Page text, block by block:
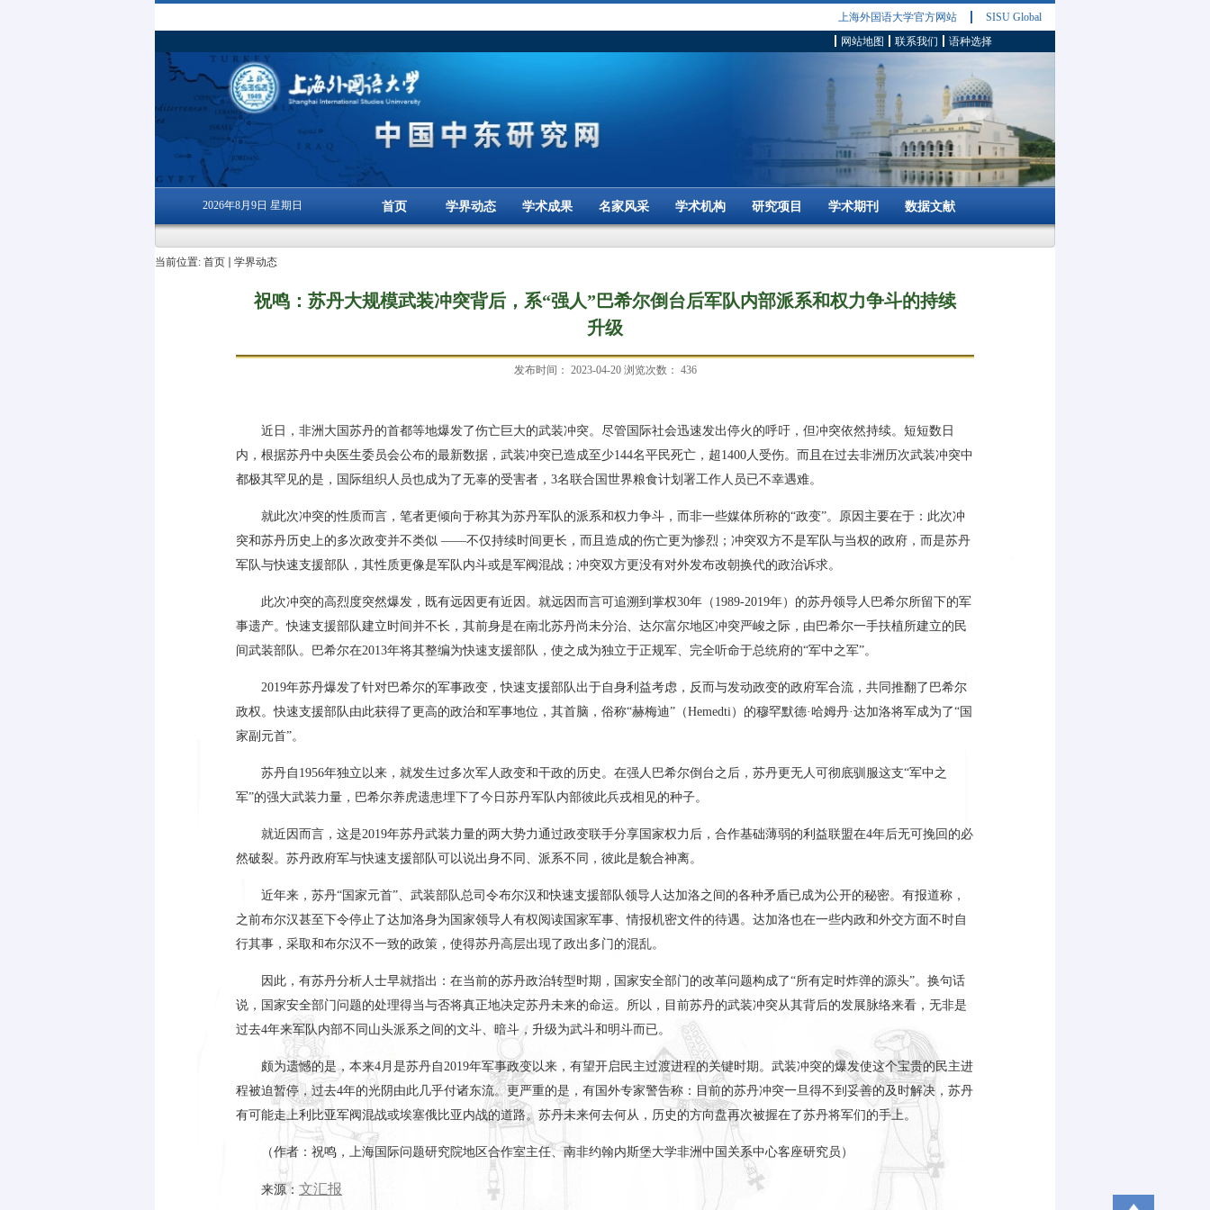
上海外国语大学官方网站
SISU Global
网站地图
联系我们 语种选择
2026年8月9日 星期日 首页 学界动态 学术成果 名家风采 学术机构 研究项目 学术期刊 数据文献
当前位置: 首页 学界动态
祝鸣：苏丹大规模武装冲突背后，系“强人”巴希尔倒台后军队内部派系和权力争斗的持续
升级
发布时间： 2023-04-20 浏览次数： 436
近日，非洲大国苏丹的首都等地爆发了伤亡巨大的武装冲突。尽管国际社会迅速发出停火的呼吁，但冲突依然持续。短短数日
内，根据苏丹中央医生委员会公布的最新数据，武装冲突已造成至少144名平民死亡，超 1400人受伤。而且在过去非洲历次武装冲突中
都极其罕见的是，国际组织人员也成为了无辜的受害者， 3名联合国世界粮食计划署工作人员已不幸遇难。
就此次冲突的性质而言，笔者更倾向于称其为苏丹军队的派系和权力争斗，而非一些媒体所称的“政变”。原因主要在于：此次冲
突和苏丹历史上的多次政变并不类似 ——不仅持续时间更长，而且造成的伤亡更为惨烈；冲突双方不是军队与当权的政府，而是苏丹
军队与快速支援部队，其性质更像是军队内斗或是军阀混战；冲突双方更没有对外发布改朝换代的政治诉求。
此次冲突的高烈度突然爆发，既有远因更有近因。就远因而言可追溯到掌权30年（ 1989-2019年）的苏丹领导人巴希尔所留下的军
事遗产。快速支援部队建立时间并不长，其前身是在南北苏丹尚未分治、达尔富尔地区冲突严峻之际，由巴希尔一手扶植所建立的民
间武装部队。巴希尔在2013年将其整编为快速支援部队，使之成为独立于正规军、完全听命于总统府的“军中之军”。
2019年苏丹爆发了针对巴希尔的军事政变，快速支援部队出于自身利益考虑，反而与发动政变的政府军合流，共同推翻了巴希尔
政权。快速支援部队由此获得了更高的政治和军事地位，其首脑，俗称“赫梅迪” （Hemedti）的穆罕默德· 哈姆丹·达加洛将军成为了“ 国
家副元首”。
苏丹自 1956年独立以来，就发生过多次军人政变和干政的历史。在强人巴希尔倒台之后，苏丹更无人可彻底驯服这支“军中之
军”的强大武装力量，巴希尔养虎遗患埋下了今日苏丹军队内部彼此兵戎相见的种子。
就近因而言，这是2019年苏丹武装力量的两大势力通过政变联手分享国家权力后，合作基础薄弱的利益联盟在4年后无可挽回的必
然破裂。苏丹政府军与快速支援部队可以说出身不同、派系不同，彼此是貌合神离。
近年来，苏丹“国家元首”、武装部队总司令布尔汉和快速支援部队领导人达加洛之间的各种矛盾已成为公开的秘密。有报道称，
之前布尔汉甚至下令停止了达加洛身为国家领导人有权阅读国家军事、情报机密文件的待遇。达加洛也在一些内政和外交方面不时自
行其事，采取和布尔汉不一致的政策，使得苏丹高层出现了政出多门的混乱。
因此，有苏丹分析人士早就指出：在当前的苏丹政治转型时期，国家安全部门的改革问题构成了“所有定时炸弹的源头”。换句话
说，国家安全部门问题的处理得当与否将真正地决定苏丹未来的命运。所以，目前苏丹的武装冲突从其背后的发展脉络来看，无非是
过去4年来军队内部不同山头派系之间的文斗、暗斗，升级为武斗和明斗而已。
颇为遗憾的是，本来4月是苏丹自2019年军事政变以来，有望开启民主过渡进程的关键时期。武装冲突的爆发使这个宝贵的民主进
程被迫暂停，过去4年的光阴由此几乎付诸东流。更严重的是，有国外专家警告称：目前的苏丹冲突一旦得不到妥善的及时解决，苏丹
有可能走上利比亚军阀混战或埃塞俄比亚内战的道路。苏丹未来何去何从，历史的方向盘再次被握在了苏丹将军们的手上。
（作者：祝鸣，上海国际问题研究院地区合作室主任、南非约翰内斯堡大学非洲中国关系中心客座研究员）
来源： 文汇报